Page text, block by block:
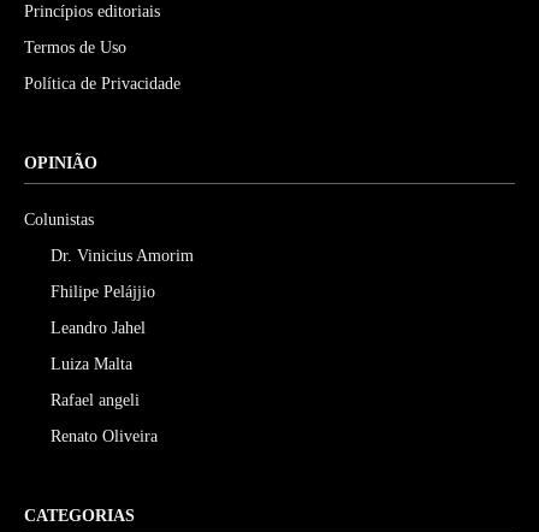
Princípios editoriais
Termos de Uso
Política de Privacidade
OPINIÃO
Colunistas
Dr. Vinicius Amorim
Fhilipe Pelájjio
Leandro Jahel
Luiza Malta
Rafael angeli
Renato Oliveira
CATEGORIAS